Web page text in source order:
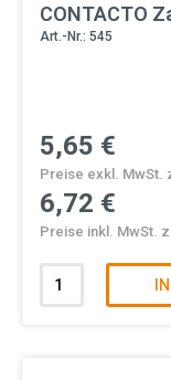
CONTACTO
Art.-Nr.: 545
5,65 €
Preise exkl. MwSt.
6,72 €
Preise inkl. MwSt.